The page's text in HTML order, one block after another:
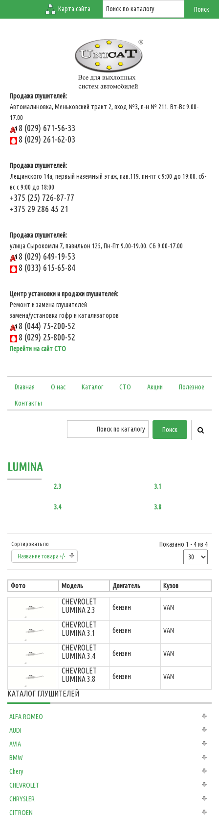
Карта сайта
Продажа глушителей:
Автомалиновка, Меньковский тракт 2, вход №3, п-н № 211. Вт-Вс 9.00-
17.00
8 (029) 671-56-33
8 (029) 261-62-03
Продажа глушителей:
Лещинского 14а, первый наземный этаж, пав.119. пн-пт с 9:00 до 19:00. сб-
вс с 9:00 до 18:00
+375 (25) 726-87-77
+375 29 286 45 21
Продажа глушителей:
улица Сырокомли 7, павильон 125, Пн-Пт 9.00-19.00. Сб 9.00-17.00
8 (029) 649-19-53
8 (033) 615-65-84
Центр установки и продажи глушителей:
Ремонт и замена глушителей
замена/установка гофр и катализаторов
8 (044) 75-200-52
8 (029) 25-800-52
Перейти на сайт СТО
Главная О нас Каталог СТО Акции Полезное
Контакты
LUMINA
2.3 3.1
3.4 3.8
Сортировать по
Название товара +/-
Показано 1 - 4 из 4
Фото Модель Двигатель Кузов
CHEVROLET
LUMINA 2.3
бензин VAN
CHEVROLET
LUMINA 3.1
бензин VAN
CHEVROLET
LUMINA 3.4
бензин VAN
CHEVROLET
LUMINA 3.8
бензин VAN
КАТАЛОГ ГЛУШИТЕЛЕЙ
ALFA ROMEO
AUDI
AVIA
BMW
Chery
CHEVROLET
CHRYSLER
CITROEN